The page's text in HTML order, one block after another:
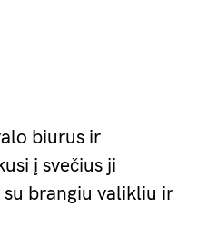
biurus ir
į svečius ji
brangiu valikliu ir